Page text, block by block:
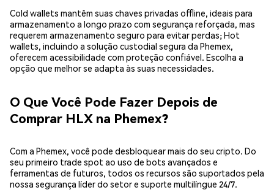
Cold wallets mantêm suas chaves privadas offline, ideais para
armazenamento a longo prazo com segurança reforçada, mas
requerem armazenamento seguro para evitar perdas; Hot
wallets, incluindo a solução custodial segura da Phemex,
oferecem acessibilidade com proteção confiável. Escolha a
opção que melhor se adapta às suas necessidades.
O Que Você Pode Fazer Depois de
Comprar HLX na Phemex?
Com a Phemex, você pode desbloquear mais do seu cripto. Do
seu primeiro trade spot ao uso de bots avançados e
ferramentas de futuros, todos os recursos são suportados pela
nossa segurança líder do setor e suporte multilíngue 24/7.